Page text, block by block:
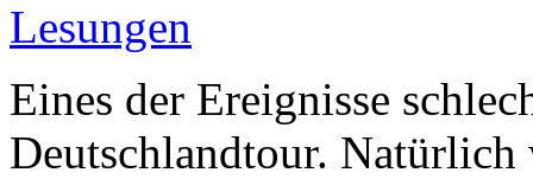
Lesungen
Eines der Ereignisse
Deutschlandtour. Natürlich